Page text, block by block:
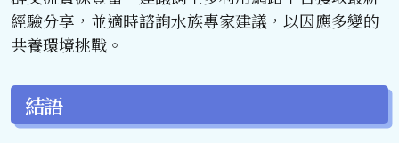
經驗分享，並適時諮詢水族專家建議，以因應多變的
共養環境挑戰。
結語